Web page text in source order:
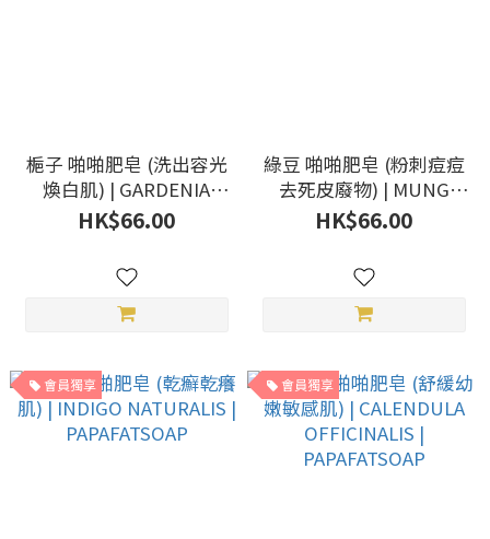
梔子 啪啪肥皂 (洗出容光
煥白肌) | GARDENIA
FRUIT | PAPAFATSOAP
HK$66.00
綠豆 啪啪肥皂 (粉刺痘痘
去死皮廢物) | MUNG
BEAN | PAPAFATSOAP
HK$66.00
會員獨享 會員獨享